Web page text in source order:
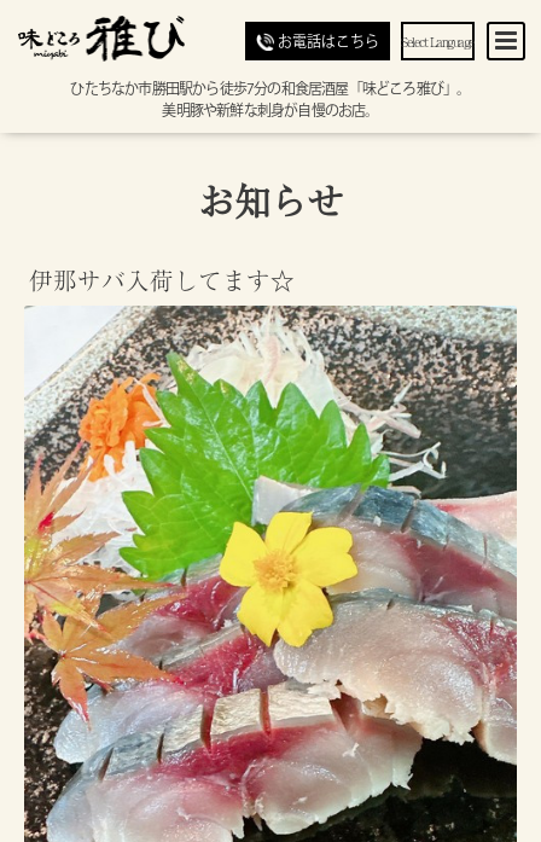
お電話はこちら Select Language
ひたちなか市勝田駅から徒歩7分の和食居酒屋「味どころ雅び」。
美明豚や新鮮な刺身が自慢のお店。
お知らせ
伊那サバ入荷してます☆